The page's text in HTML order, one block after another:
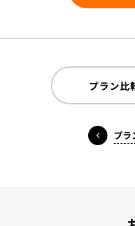
プラン比
プラ